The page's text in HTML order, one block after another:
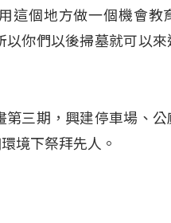
這個地方做一個機會教
你們以後掃墓就可以
三期，興建停車場、
境下祭拜先人。